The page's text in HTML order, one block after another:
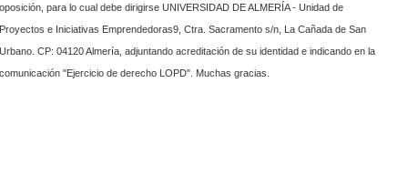
oposición, para lo cual debe dirigirse UNIVERSIDAD DE ALMERÍA - Unidad de
Proyectos e Iniciativas Emprendedoras9, Ctra. Sacramento s/n, La Cañada de San
Urbano. CP: 04120 Almería, adjuntando acreditación de su identidad e indicando en la
comunicación "Ejercicio de derecho LOPD". Muchas gracias.